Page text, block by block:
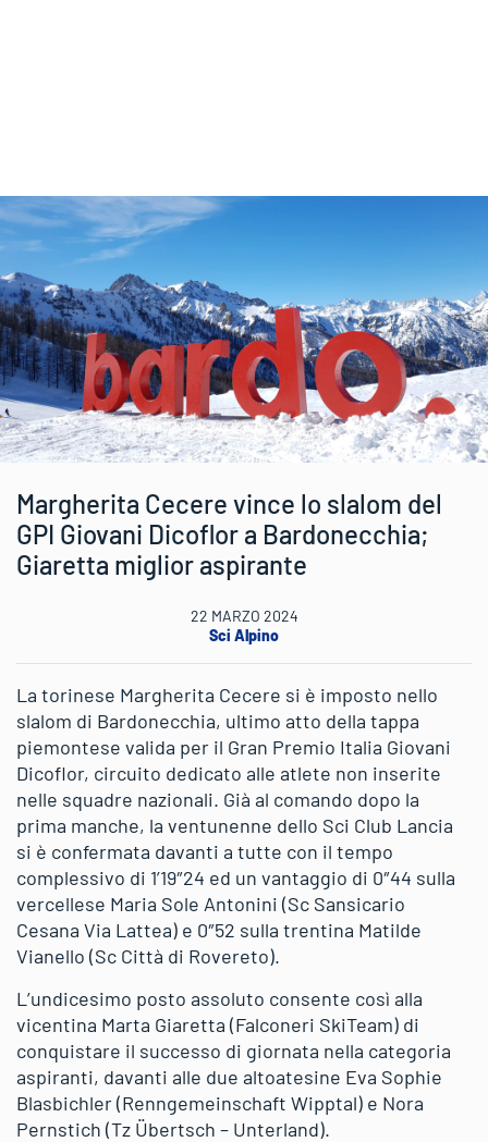
Margherita Cecere vince lo slalom del
GPI Giovani Dicoflor a Bardonecchia;
Giaretta miglior aspirante
22 MARZO 2024
Sci Alpino
La torinese Margherita Cecere si è imposto nello
slalom di Bardonecchia, ultimo atto della tappa
piemontese valida per il Gran Premio Italia Giovani
Dicoflor, circuito dedicato alle atlete non inserite
nelle squadre nazionali. Già al comando dopo la
prima manche, la ventunenne dello Sci Club Lancia
si è confermata davanti a tutte con il tempo
complessivo di 1’19″24 ed un vantaggio di 0″44 sulla
vercellese Maria Sole Antonini (Sc Sansicario
Cesana Via Lattea) e 0″52 sulla trentina Matilde
Vianello (Sc Città di Rovereto).
L’undicesimo posto assoluto consente così alla
vicentina Marta Giaretta (Falconeri SkiTeam) di
conquistare il successo di giornata nella categoria
aspiranti, davanti alle due altoatesine Eva Sophie
Blasbichler (Renngemeinschaft Wipptal) e Nora
Pernstich (Tz Übertsch – Unterland).